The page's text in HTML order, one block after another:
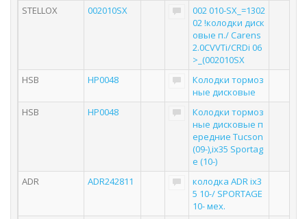
STELLOX
002010SX
002 010-SX_=1302
02 !колодки диск
овые п./ Carens
2.0CVVTi/CRDi 06
>_(002010SX
HSB
HP0048
Колодки тормоз
ные дисковые
HSB
HP0048
Колодки тормоз
ные дисковые п
ередние Tucson
(09-),ix35 Sportag
e (10-)
ADR
ADR242811
колодка ADR ix3
5 10-/ SPORTAGE
10- мех.